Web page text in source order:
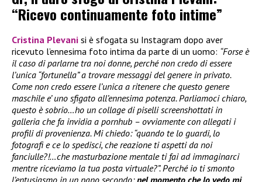
“Ricevo continuamente foto intime”
Cristina Plevani si è sfogata su Instagram dopo aver
ricevuto l’ennesima foto intima da parte di un uomo: “Forse è
il caso di parlarne tra noi donne, perché non credo di essere
l’unica “fortunella” a trovare messaggi del genere in privato.
Come non credo essere l’unica a ritenere che questo genere
maschile e’ uno sfigato all’ennesima potenza. Parliamoci chiaro,
questo è sobrio…ho un collage di piselli screenshottati in
galleria che fa invidia a pornhub – ovviamente con allegati i
profili di provenienza. Mi chiedo: “quando te lo guardi, lo
fotografi e ce lo spedisci, che reazione ti aspetti da noi
fanciulle?!…che masturbazione mentale ti fai ad immaginarci
mentre riceviamo la tua posta virtuale?”. Perché io ti smonto